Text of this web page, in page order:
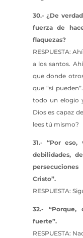
30.- ¿De
fuerza de
flaquezas?
RESPUESTA:
a los santos.
que donde
que “sí
todo un elogio
Dios es capaz
lees tú mismo?
31.- “Por
debilidades,
Cristo”.
RESPUESTA:
32.- “Porque,
fuerte”.
RESPUESTA: